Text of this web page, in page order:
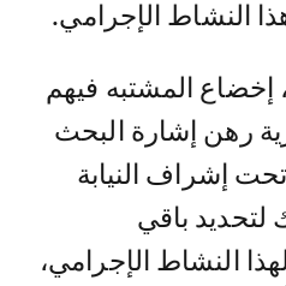
النشاط الإجرامي.
إخضاع المشتبه فيهم
رهن إشارة البحث
إشراف النيابة
لتحديد باقي
النشاط الإجرامي،